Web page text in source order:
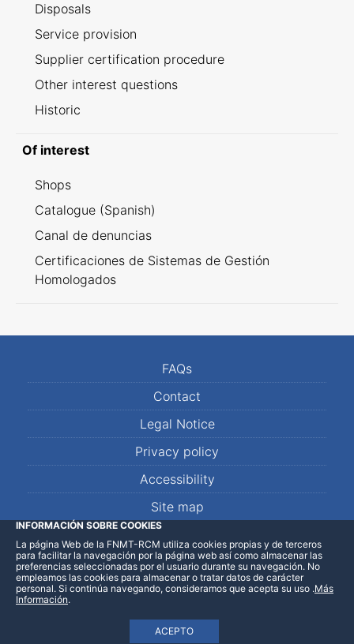
Disposals
Service provision
Supplier certification procedure
Other interest questions
Historic
Of interest
Shops
Catalogue (Spanish)
Canal de denuncias
Certificaciones de Sistemas de Gestión
Homologados
FAQs
Contact
Legal Notice
Privacy policy
Accessibility
Site map
LinkedInFacebookWhatsApp
INFORMACIÓN SOBRE COOKIES
La página Web de la FNMT-RCM utiliza cookies propias y de terceros
para facilitar la navegación por la página web así como almacenar las
preferencias seleccionadas por el usuario durante su navegación. No
empleamos las cookies para almacenar o tratar datos de carácter
personal. Si continúa navegando, consideramos que acepta su uso
ACEPTO
.Más
Información.